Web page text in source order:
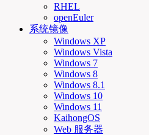
RHEL
openEuler
系统镜像
Windows XP
Windows Vista
Windows 7
Windows 8
Windows 8.1
Windows 10
Windows 11
KaihongOS
Web 服务器